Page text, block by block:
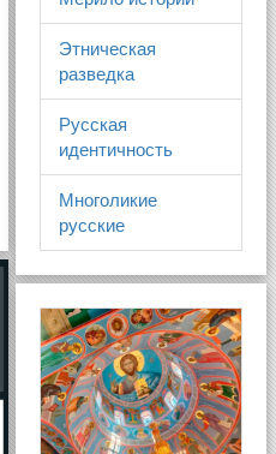
Этническая
разведка
Русская
идентичность
Многоликие
русские